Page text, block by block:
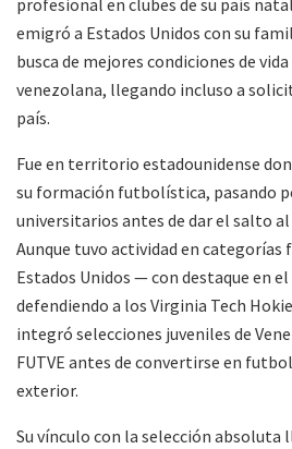
profesional en clubes de su país
emigró a Estados Unidos con su
busca de mejores condiciones de
venezolana, llegando incluso a
país.
Fue en territorio estadounidense
su formación futbolística, pasando
universitarios antes de dar el salto
Aunque tuvo actividad en
Estados Unidos — con destaque en
defendiendo a los Virginia Tech
integró selecciones juveniles de
FUTVE antes de convertirse en
exterior.
Su vínculo con la selección absoluta